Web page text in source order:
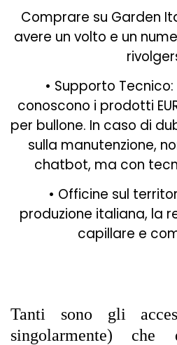
Comprare su Garden
avere un volto e un
• Supporto
conoscono i prodotti
per bullone. In caso di
sulla manutenzione,
chatbot, ma con
• Officine sul
produzione italiana, la
capillare e
Tanti sono gli
singolarmente) che